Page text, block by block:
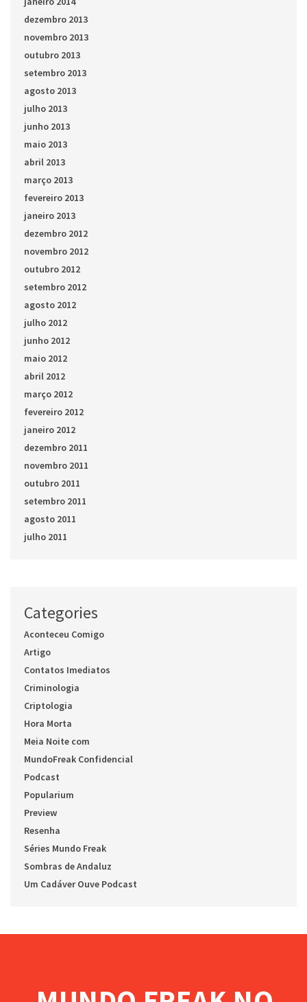
dezembro 2013
novembro 2013
outubro 2013
setembro 2013
agosto 2013
julho 2013
junho 2013
maio 2013
abril 2013
março 2013
fevereiro 2013
janeiro 2013
dezembro 2012
novembro 2012
outubro 2012
setembro 2012
agosto 2012
julho 2012
junho 2012
maio 2012
abril 2012
março 2012
fevereiro 2012
janeiro 2012
dezembro 2011
novembro 2011
outubro 2011
setembro 2011
agosto 2011
julho 2011
Categories
Aconteceu Comigo
Artigo
Contatos Imediatos
Criminologia
Criptologia
Hora Morta
Meia Noite com
MundoFreak Confidencial
Podcast
Popularium
Preview
Resenha
Séries Mundo Freak
Sombras de Andaluz
Um Cadáver Ouve Podcast